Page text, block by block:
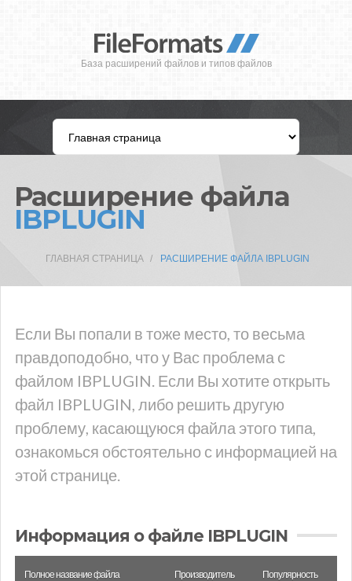
База расширений файлов и типов файлов
Расширение файла
IBPLUGIN
ГЛАВНАЯ СТРАНИЦА РАСШИРЕНИЕ ФАЙЛА IBPLUGIN
Если Вы попали в тоже место, то весьма
правдоподобно, что у Вас проблема с
файлом IBPLUGIN. Если Вы хотите открыть
файл IBPLUGIN, либо решить другую
проблему, касающуюся файла этого типа,
ознакомься обстоятельно с информацией на
этой странице.
Информация о файле IBPLUGIN
Полное название файла Производитель Популярность